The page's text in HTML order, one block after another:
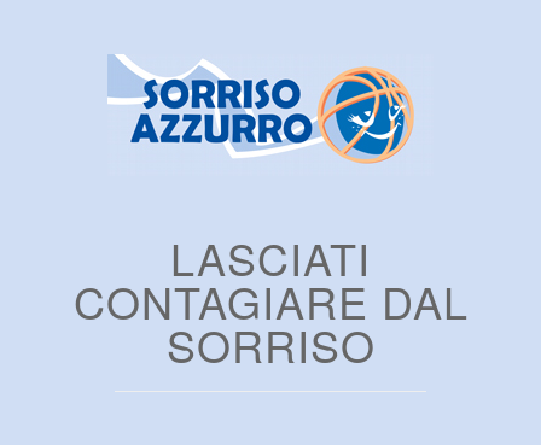
LASCIATI
CONTAGIARE DAL
SORRISO